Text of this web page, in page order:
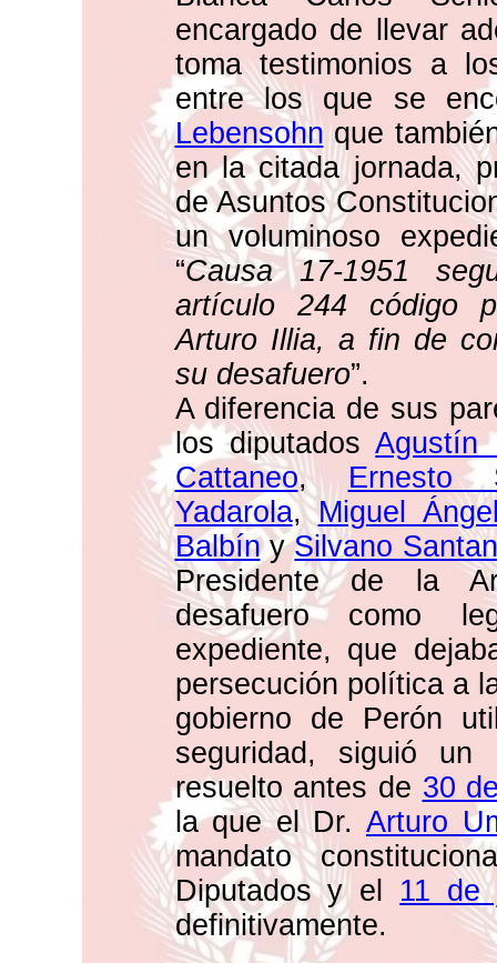
encargado de llevar
toma testimonios a
entre los que se
Lebensohnque
en la citada jornada,
de Asuntos
un voluminoso
“Causa 17-1951
artículo 244 código
Arturo Illia, a fin de
su desafuero”.
A diferencia de sus
los diputadosAgustín
Cattaneo, Ernesto
Yadarola,Miguel
BalbínySilvano
Presidente de la
desafuero como
expediente, que
persecución política a
gobierno de Perón
seguridad, siguió
resuelto antes de 30
la que el Dr. Arturo
mandato
Diputados y el 11 de
definitivamente.